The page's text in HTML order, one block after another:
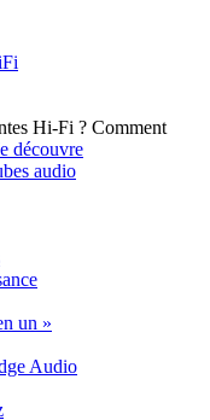
Comment
découvre
audio
un »
Audio